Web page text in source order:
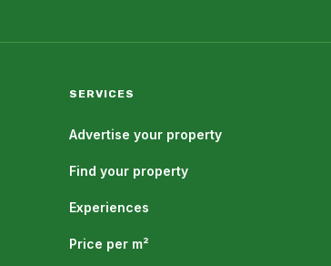
SERVICES
Advertise your property
Find your property
Experiences
Price per m²